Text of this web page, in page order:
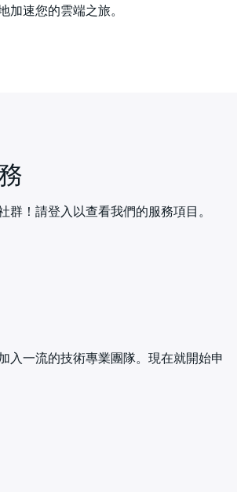
加速您的雲端之旅。
群！請登入以查看我們的服務項目。
入一流的技術專業團隊。現在就開始申